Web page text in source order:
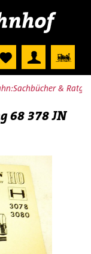
&
68 378 JN